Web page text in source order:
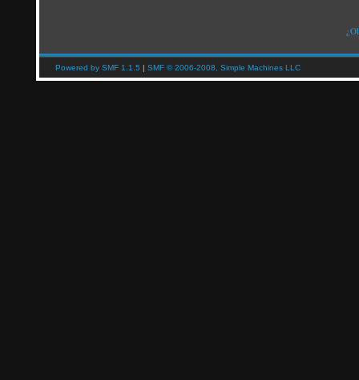
Powered by SMF 1.1.5 | SMF © 2006-2008, Simple Machines LLC